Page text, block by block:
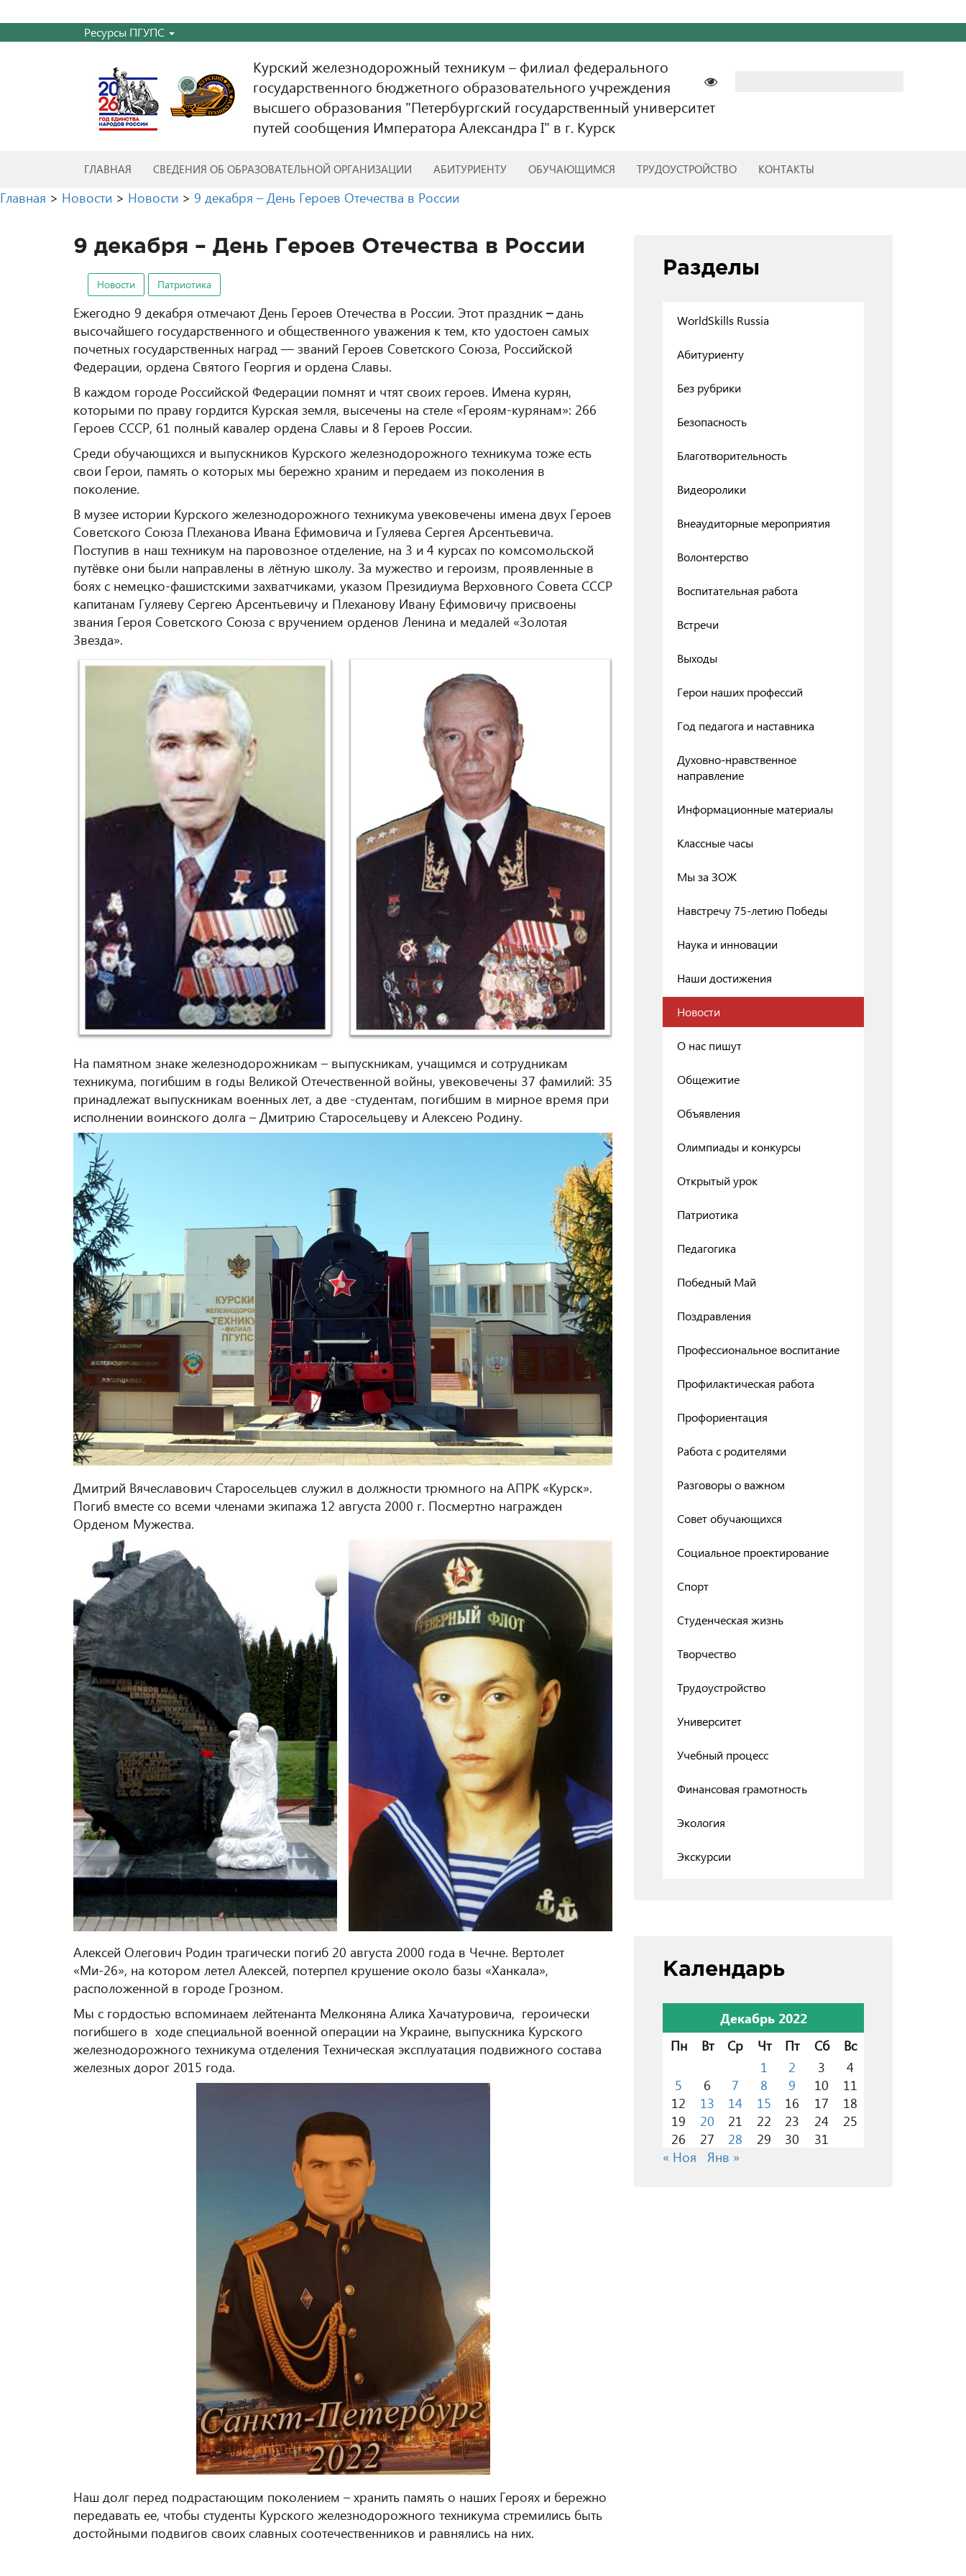
Ресурсы ПГУПС
Курский железнодорожный техникум – филиал федерального
государственного бюджетного образовательного учреждения
высшего образования "Петербургский государственный университет
путей сообщения Императора Александра I" в г. Курск
ГЛАВНАЯ СВЕДЕНИЯ ОБ ОБРАЗОВАТЕЛЬНОЙ ОРГАНИЗАЦИИ АБИТУРИЕНТУ ОБУЧАЮЩИМСЯ ТРУДОУСТРОЙСТВО КОНТАКТЫ
Главная > Новости > Новости > 9 декабря – День Героев Отечества в России
9 декабря – День Героев Отечества в России
Новости Патриотика
Ежегодно 9 декабря отмечают День Героев Отечества в России. Этот праздник –дань
высочайшего государственного и общественного уважения к тем, кто удостоен самых
почетных государственных наград — званий Героев Советского Союза, Российской
Федерации, ордена Святого Георгия и ордена Славы.
В каждом городе Российской Федерации помнят и чтят своих героев. Имена курян,
которыми по праву гордится Курская земля, высечены на стеле «Героям-курянам»: 266
Героев СССР, 61 полный кавалер ордена Славы и 8 Героев России.
Среди обучающихся и выпускников Курского железнодорожного техникума тоже есть
свои Герои, память о которых мы бережно храним и передаем из поколения в
поколение.
В музее истории Курского железнодорожного техникума увековечены имена двух Героев
Советского Союза Плеханова Ивана Ефимовича и Гуляева Сергея Арсентьевича.
Поступив в наш техникум на паровозное отделение, на 3 и 4 курсах по комсомольской
путёвке они были направлены в лётную школу. За мужество и героизм, проявленные в
боях с немецко-фашистскими захватчиками, указом Президиума Верховного Совета СССР
капитанам Гуляеву Сергею Арсентьевичу и Плеханову Ивану Ефимовичу присвоены
звания Героя Советского Союза с вручением орденов Ленина и медалей «Золотая
Звезда».
На памятном знаке железнодорожникам – выпускникам, учащимся и сотрудникам
техникума, погибшим в годы Великой Отечественной войны, увековечены 37 фамилий: 35
принадлежат выпускникам военных лет, а две -студентам, погибшим в мирное время при
исполнении воинского долга – Дмитрию Старосельцеву и Алексею Родину.
Дмитрий Вячеславович Старосельцев служил в должности трюмного на АПРК «Курск».
Погиб вместе со всеми членами экипажа 12 августа 2000 г. Посмертно награжден
Орденом Мужества.
Алексей Олегович Родин трагически погиб 20 августа 2000 года в Чечне. Вертолет
«Ми-26», на котором летел Алексей, потерпел крушение около базы «Ханкала»,
расположенной в городе Грозном.
Мы с гордостью вспоминаем лейтенанта Мелконяна Алика Хачатуровича, героически
погибшего в ходе специальной военной операции на Украине, выпускника Курского
железнодорожного техникума отделения Техническая эксплуатация подвижного состава
железных дорог 2015 года.
Наш долг перед подрастающим поколением – хранить память о наших Героях и бережно
передавать ее, чтобы студенты Курского железнодорожного техникума стремились быть
достойными подвигов своих славных соотечественников и равнялись на них.
Разделы
WorldSkills Russia
Абитуриенту
Без рубрики
Безопасность
Благотворительность
Видеоролики
Внеаудиторные мероприятия
Волонтерство
Воспитательная работа
Встречи
Выходы
Герои наших профессий
Год педагога и наставника
Духовно-нравственное
направление
Информационные материалы
Классные часы
Мы за ЗОЖ
Навстречу 75-летию Победы
Наука и инновации
Наши достижения
Новости
О нас пишут
Общежитие
Объявления
Олимпиады и конкурсы
Открытый урок
Патриотика
Педагогика
Победный Май
Поздравления
Профессиональное воспитание
Профилактическая работа
Профориентация
Работа с родителями
Разговоры о важном
Совет обучающихся
Социальное проектирование
Спорт
Студенческая жизнь
Творчество
Трудоустройство
Университет
Учебный процесс
Финансовая грамотность
Экология
Экскурсии
Календарь
Декабрь 2022
Пн
Вт Ср Чт Пт Сб
Вс
1
2 3
4
5
6 7 8 9 10
11
12
13 14 15 16 17
18
19
20 21 22 23 24
25
26
27 28 29 30
31
« Ноя
Янв »